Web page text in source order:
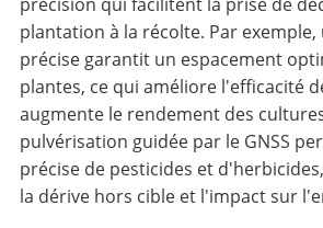
plantation à la récolte. Par
précise garantit un espacement
plantes, ce qui améliore l'efficacité
augmente le rendement des
pulvérisation guidée par le GNSS
précise de pesticides et
la dérive hors cible et l'impact sur